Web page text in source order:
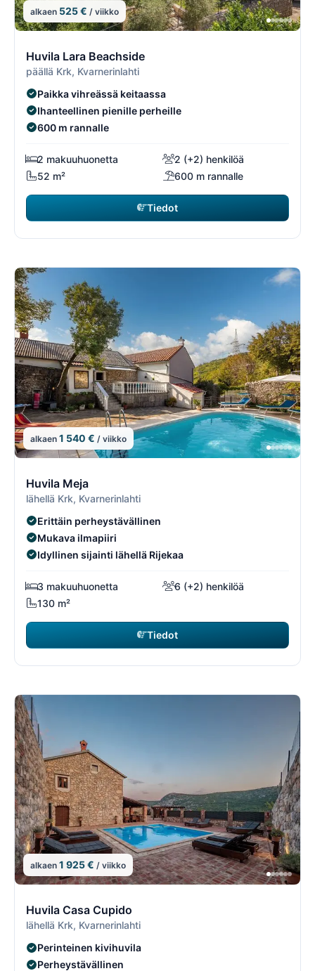
alkaen 525 € / viikko
Huvila Lara Beachside
päällä Krk, Kvarnerinlahti
Paikka vihreässä keitaassa
Ihanteellinen pienille perheille
600 m rannalle
2 makuuhuonetta
2 (+2) henkilöä
52 m²
600 m rannalle
Tiedot
alkaen 1 540 € / viikko
Huvila Meja
lähellä Krk, Kvarnerinlahti
Erittäin perheystävällinen
Mukava ilmapiiri
Idyllinen sijainti lähellä Rijekaa
3 makuuhuonetta
6 (+2) henkilöä
130 m²
Tiedot
alkaen 1 925 € / viikko
Huvila Casa Cupido
lähellä Krk, Kvarnerinlahti
Perinteinen kivihuvila
Perheystävällinen